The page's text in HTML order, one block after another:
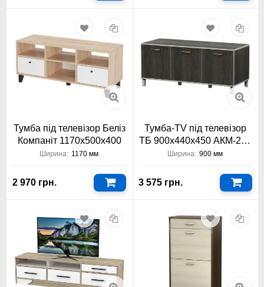
Тумба під телевізор Беліз
Компаніт 1170x500x400
Ширина: 1170 мм
2 970 грн.
Тумба-TV під телевізор
ТБ 900х440х450 АКМ-224
Тіса Меблі АКМ
Ширина: 900 мм
3 575 грн.